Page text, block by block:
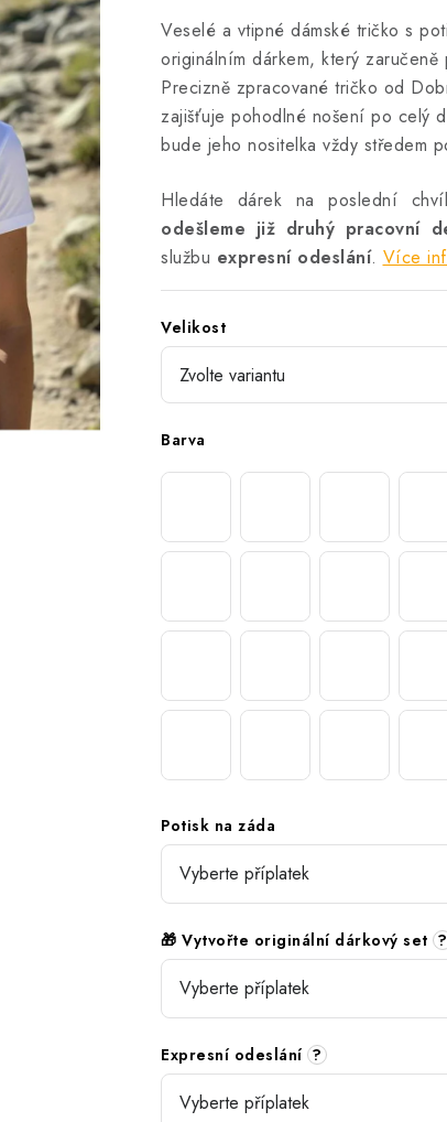
Veselé a vtipné dámské tričko s
originálním dárkem, který
Precizně zpracované tričko od
zajišťuje pohodlné nošení po celý
bude jeho nositelka vždy středem
Hledáte dárek na poslední
odešleme již druhý pracovní
službu expresní odeslání. Více
Velikost
Barva
Potisk na záda
🎁 Vytvořte originální dárkový set ?
Expresní odeslání ?